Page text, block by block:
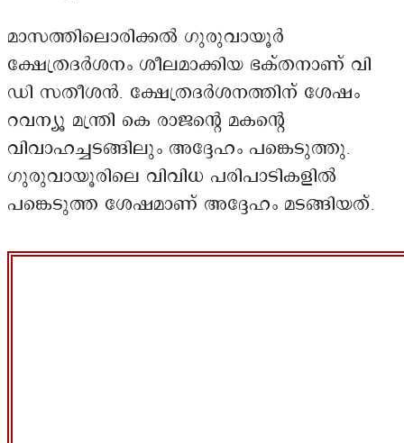
മാസത്തിലൊരിക്കൽ ഗുരുവായൂർ
ക്ഷേത്രദർശനം ശീലമാക്കിയ ഭക്തനാണ് വി
ഡി സതീശൻ. ക്ഷേത്രദർശനത്തിന് ശേഷം
റവന്യൂ മന്ത്രി കെ രാജന്റെ മകന്റെ
വിവാഹച്ചടങ്ങിലും അദ്ദേഹം പങ്കെടുത്തു.
ഗുരുവായൂരിലെ വിവിധ പരിപാടികളിൽ
പങ്കെടുത്ത ശേഷമാണ് അദ്ദേഹം മടങ്ങിയത്.